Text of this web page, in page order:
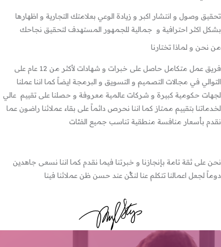
تحقيق وصول و انتشار اكبر و زيادة الوعي بعلامتك التجارية و اظهارها
بشكل اكثر احترافية و جمالية للجمهور المستهدف لتحقيق نجاحك
من نحن و لماذا تختارنا
فريق عمل متكامل حاصل على خبرات و شهادات لأكثر من 12 عام على
التوالي في مجالات التصميم و التسويق و البرمجة ايضاً كما اننا عملنا
لجهات حكومية كبيرة و شركات عالمية معروفة و حصلنا على تقييم عالي
لخدماتنا بتقييم ممتاز كما اننا نحرص دائماً على بقاء عملائنا راضون عما
نقدم بأسعار منافسة منطقية تناسب جميع الفئات
نحن على ثقة تامة بإنجازنا و خبرتنا فيما نقدم كما اننا نسعى جاهدين
دوماً لجعل اعمالنا تتكلم عنا لنكُن عند حسن ظن عملائنا فينا